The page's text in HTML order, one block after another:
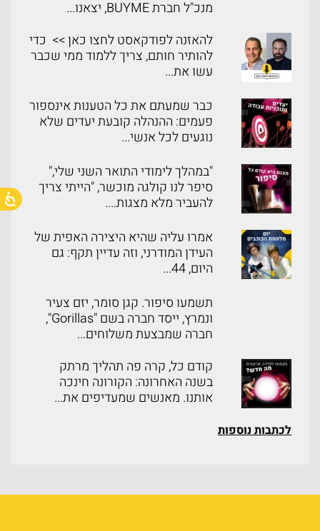
מנכ"ל חברת BUYME, יצאנו...
להאזנה לפודקאסט לחצו כאן >> כדי
להותיר חותם, צריך ללמוד ממי שכבר
עשו את...
כבר שמעתם את כל הטענות אינספור
פעמים: ההנהלה קובעת יעדים שלא
נוגעים לכל אנשי...
"במהלך לימודי התואר השני שלי,"
סיפר לנו קולגה מוכשר, "הייתי צריך
להעביר מלא מצגות....
אמרו עליה שהיא היצירה האפית של
העידן המודרני, וזה עדיין תקף: גם
היום, 44...
תשמעו סיפור. קגן סומר, יזם צעיר
ונמרץ, ייסד חברה בשם "Gorillas",
חברה שמבצעת משלוחים...
קודם כל, קרה פה תהליך מרתק
בשנה האחרונה: הקורונה חינכה
אותנו. מאנשים שמעדיפים את...
לכתבות נוספות